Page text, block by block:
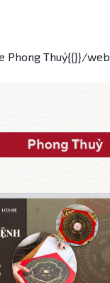
Phong Thuỷ{{}}/